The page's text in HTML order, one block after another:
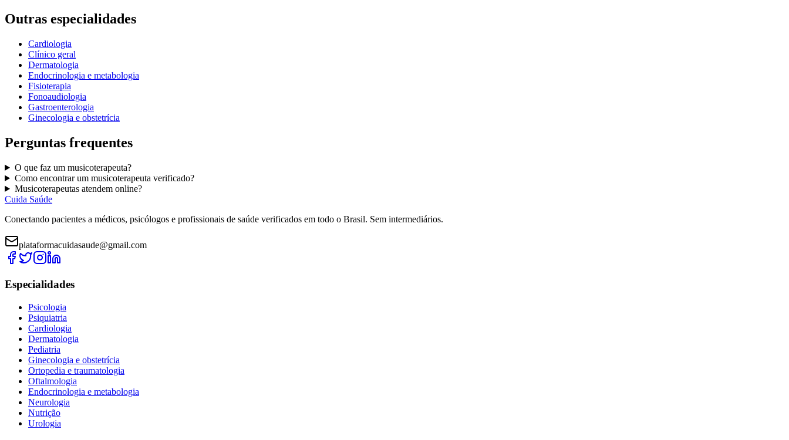
Outras especialidades
Cardiologia
Clínico geral
Dermatologia
Endocrinologia e metabologia
Fisioterapia
Fonoaudiologia
Gastroenterologia
Ginecologia e obstetrícia
Perguntas frequentes
O que faz um musicoterapeuta?
Como encontrar um musicoterapeuta verificado?
Musicoterapeutasatendem online?
Cuida Saúde
Conectando pacientes a médicos, psicólogos e profissionais de saúde verificados em todo o Brasil. Sem intermediários.
plataformacuidasaude@gmail.com
Especialidades
Psicologia
Psiquiatria
Cardiologia
Dermatologia
Pediatria
Ginecologia e obstetrícia
Ortopedia e traumatologia
Oftalmologia
Endocrinologia e metabologia
Neurologia
Nutrição
Urologia